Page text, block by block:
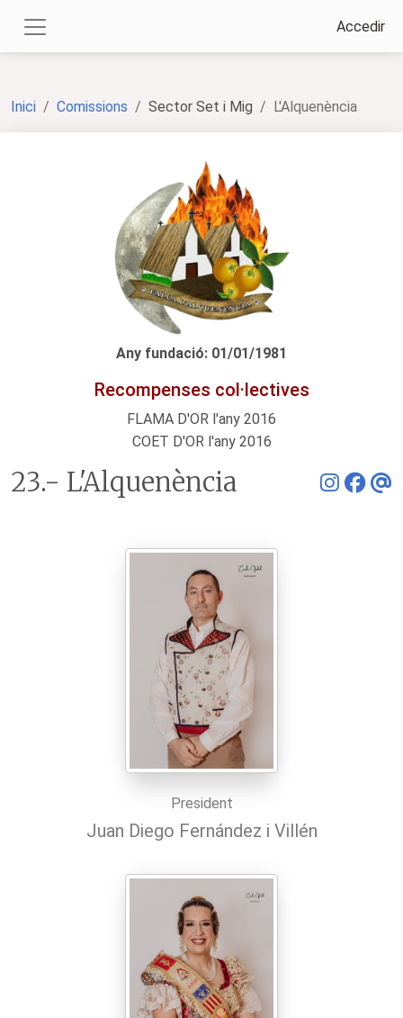
Accedir
Inici Comissions Sector Set i Mig L'Alquenència
Any fundació: 01/01/1981
Recompenses col·lectives
FLAMA D'OR l'any 2016
COET D'OR l'any 2016
23.- L'Alquenència
President
Juan Diego Fernández i Villén